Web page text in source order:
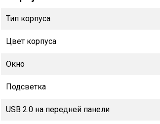
Тип корпуса
Цвет корпуса
Окно
Подсветка
USB 2.0 на передней панели